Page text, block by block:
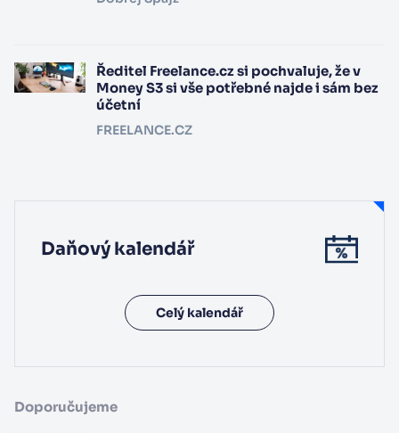
Ředitel Freelance.cz si pochvaluje, že v
Money S3 si vše potřebné najde i sám bez
účetní
FREELANCE.CZ
Daňový kalendář
Celý kalendář
Doporučujeme